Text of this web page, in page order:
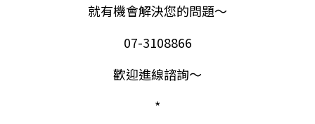
就有機會解決您的問題～
07-3108866
歡迎進線諮詢～
*